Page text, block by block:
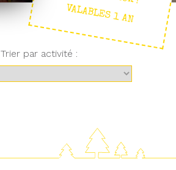
VALABLES 1 AN
Trier par activité :